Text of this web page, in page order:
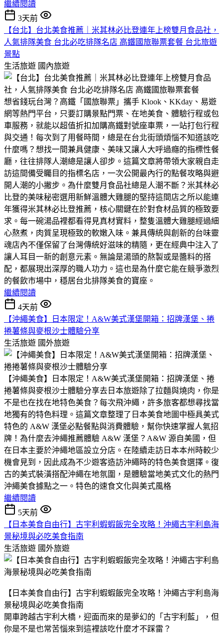
繼續閱讀
3天前
【台北】台北美食推薦｜米其林必比登連年上榜雙月食品社，
人氣排隊美食 台北必吃排隊名店 高鐵國旅聯票套餐 台北旅遊
景點
生活旅遊 國內旅遊
​想省錢玩台灣？高鐵「國旅聯票」攜手 Klook、KKday、易遊
網等熱門平台，只要訂購景點門票、在地美食、體驗行程或包
車服務，就能以超值折扣加購高鐵對號座車票，一站打包行程
與交通！每次到了用餐時間，總是在台北街頭煩惱不知道該吃
什麼嗎？想找一間兼具健康、美味又讓人大呼過癮的指標性餐
廳，往往排隊人潮總是讓人卻步。這篇文章將帶領大家親自走
訪這間備受矚目的指標名店，一次公開最內行的點餐攻略與避
開人潮的小撇步。​為什麼雙月食品社總是人潮不斷？米其林必
比登的美味秘密​選用新鮮溫體大雞腿的堅持​這間店之所以能連
年獲得米其林必比登推薦，核心關鍵在於對食材品質的極致要
求。每一碗湯品裡都看得見真材實料，整隻溫體大雞腿經過細
心熬煮，肉質呈現極致的軟嫩入味。​兼具傳統與創新的台味靈
魂​店內不僅保留了台灣傳統好滋味的精隨，更在經典中注入了
讓人耳目一新的創意元素。無論是湯頭的熬製或是醬料的搭
配，都展現出深厚的職人功力。這也是為什麼它能在競爭激烈
的餐飲市場中，穩居台北排隊美食的寶座。
繼續閱讀
4天前
【沖繩美食】日本限定！A&W美式漢堡開箱：招牌漢堡、捲
捲薯條與麥根沙士體驗分享
生活旅遊 國外旅遊
​【沖繩美食】日本限定！A&W美式漢堡開箱：招牌漢堡、捲
捲薯條與麥根沙士體驗分享​去日本旅遊除了拉麵與燒肉，你是
不是也在找在地特色美食？​每次飛沖繩，許多旅客都想尋找當
地獨有的特色料理。​這篇文章整理了日本美食地圖中極具美式
特色的 A&W 漢堡必點餐點與消費體驗，幫你快速掌握人氣招
牌！​為什麼去沖繩推薦體驗 A&W 漢堡？​A&W 源自美國，但
在日本主要於沖繩地區設立分店。​在陸續走訪日本本州時較少
機會見到，因此成為不少遊客造訪沖繩時的特色美食選擇。​復
古的美式裝潢搭配沖繩在地氛圍，是體驗當地美式文化的熱門
沖繩美食據點之一。​特色的速食文化與美式風格
繼續閱讀
5天前
【日本美食自由行】古宇利蝦蝦飯完全攻略！沖繩古宇利島海
景秘境與必吃美食指南
生活旅遊 國外旅遊
【日本美食自由行】古宇利蝦蝦飯完全攻略！沖繩古宇利島海
景秘境與必吃美食指南
​開車跨越古宇利大橋，迎面而來的是夢幻的「古宇利藍」，但
你是不是也常苦惱來到這裡該吃什麼才不踩雷？